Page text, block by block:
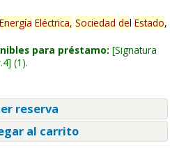
Energía Eléctrica, Sociedad del Estado,
para préstamo: Signatura
(1).
reserva
al carrito